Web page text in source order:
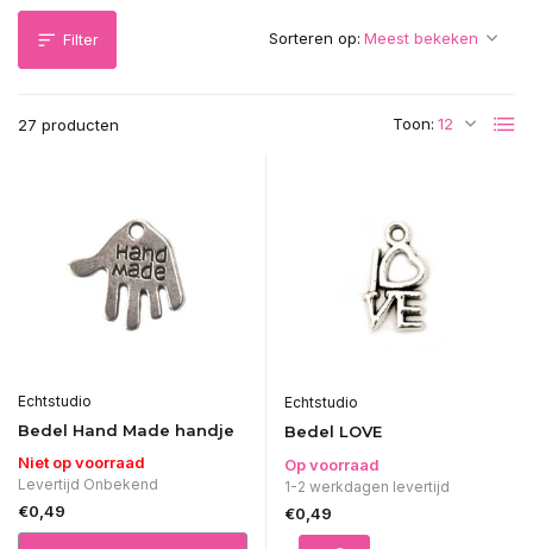
Filter
27 producten Toon:
Sorteren op:
Echtstudio
Bedel Hand Made handje
Niet op voorraad
Levertijd Onbekend
€0,49
Echtstudio
Bedel LOVE
Op voorraad
1-2 werkdagen levertijd
€0,49